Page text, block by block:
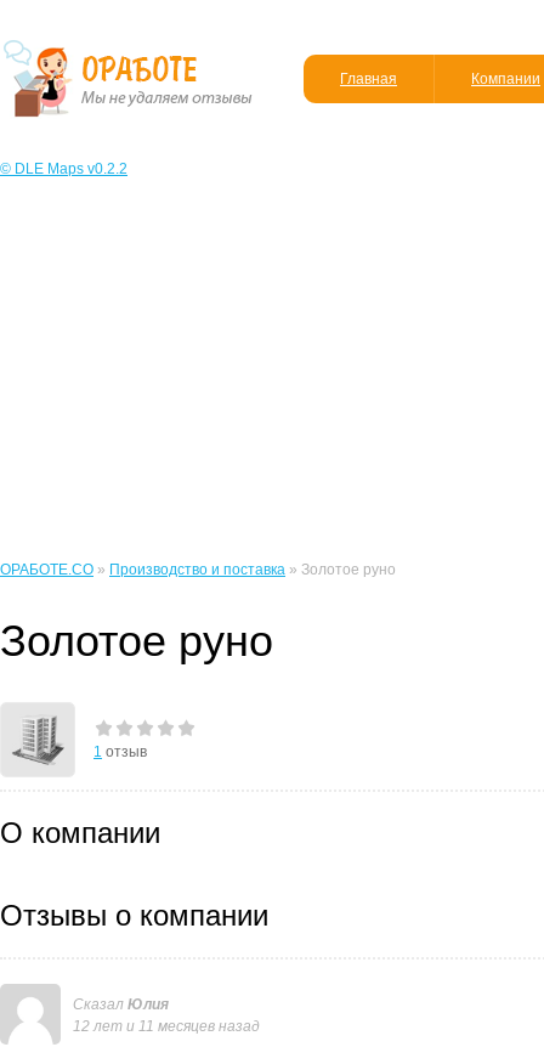
Главная Компании
© DLE Maps v0.2.2
ОРАБОТЕ.CO » Производство и поставка » Золотое руно
Золотое руно
1 отзыв
О компании
Отзывы о компании
Сказал Юлия
12 лет и 11 месяцев назад